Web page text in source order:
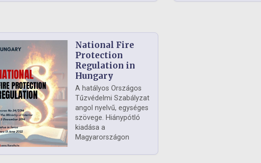
National Fire
Protection
Regulation in
Hungary
A hatályos Országos
Tűzvédelmi Szabályzat
angol nyelvű, egységes
szövege. Hiánypótló
kiadása a
Magyarországon